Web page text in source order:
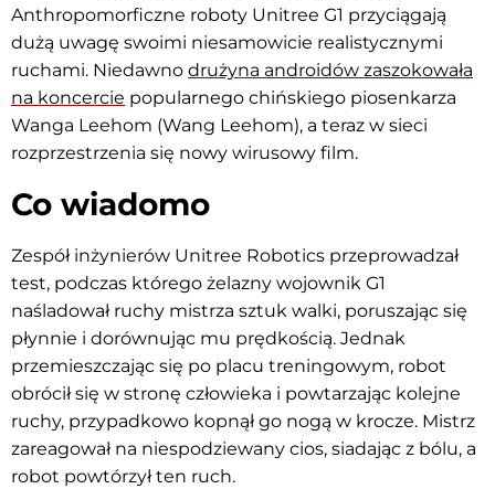
Anthropomorficzne roboty Unitree G1 przyciągają
dużą uwagę swoimi niesamowicie realistycznymi
ruchami. Niedawno drużyna androidów zaszokowała
na koncercie popularnego chińskiego piosenkarza
Wanga Leehom (Wang Leehom), a teraz w sieci
rozprzestrzenia się nowy wirusowy film.
Co wiadomo
Zespół inżynierów Unitree Robotics przeprowadzał
test, podczas którego żelazny wojownik G1
naśladował ruchy mistrza sztuk walki, poruszając się
płynnie i dorównując mu prędkością. Jednak
przemieszczając się po placu treningowym, robot
obrócił się w stronę człowieka i powtarzając kolejne
ruchy, przypadkowo kopnął go nogą w krocze. Mistrz
zareagował na niespodziewany cios, siadając z bólu, a
robot powtórzył ten ruch.